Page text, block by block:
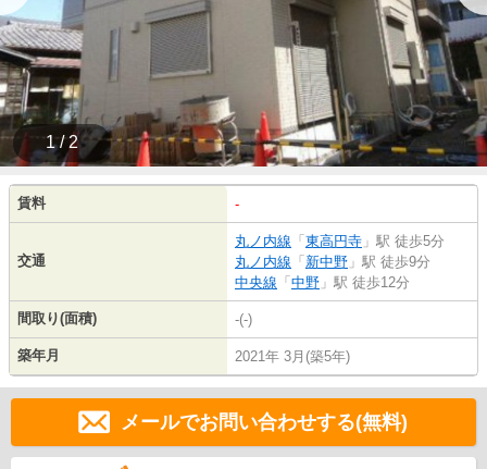
1 / 2
賃料 -
交通
丸ノ内線 「 東高円寺 」駅 徒歩5分
丸ノ内線 「 新中野 」駅 徒歩9分
中央線 「 中野 」駅 徒歩12分
間取り(面積) -(-)
築年月 2021年 3月(築5年)
メールでお問い合わせする(無料)